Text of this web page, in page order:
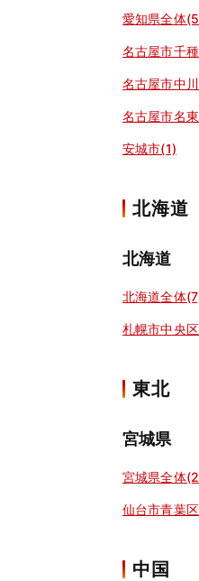
愛知県全体
名古屋市千
名古屋市中
名古屋市名
安城市(1)
北海道
北海道
北海道全体
札幌市中央
東北
宮城県
宮城県全体
仙台市青葉
中国